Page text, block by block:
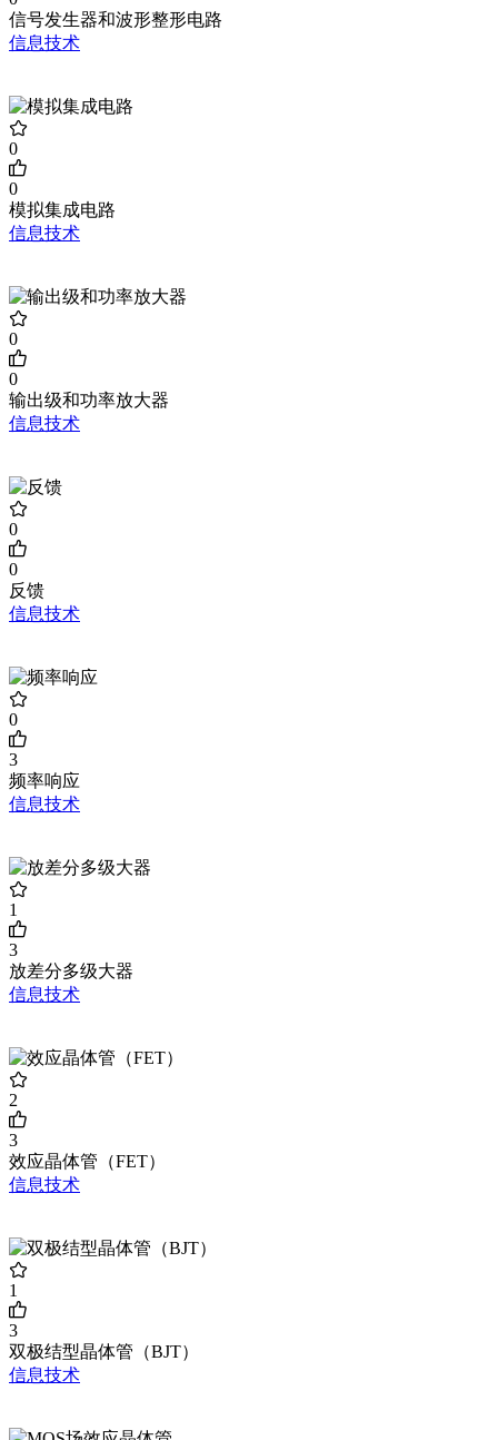
信号发生器和波形整形电路
信息技术
0
0
模拟集成电路
信息技术
0
0
输出级和功率放大器
信息技术
0
0
反馈
信息技术
0
3
频率响应
信息技术
1
3
放差分多级大器
信息技术
2
3
效应晶体管（FET）
信息技术
1
3
双极结型晶体管（BJT）
信息技术